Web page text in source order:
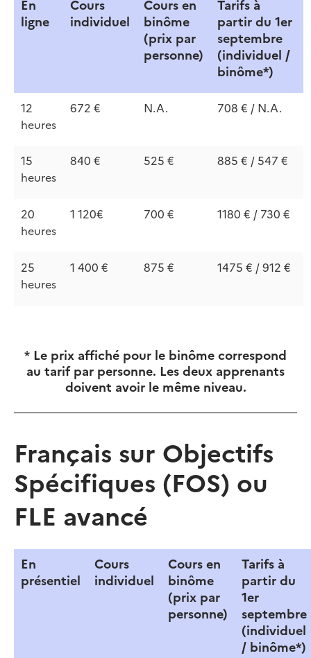
En
ligne
Cours
individuel
Cours en
binôme
(prix par
personne)
Tarifs à
partir du 1er
septembre
(individuel /
binôme*)
12
heures
672 € N.A. 708 € / N.A.
15
heures
840 € 525 € 885 € / 547 €
20
heures
1 120€ 700 € 1180 € / 730 €
25
heures
1 400 € 875 € 1475 € / 912 €
* Le prix affiché pour le binôme correspond
au tarif par personne. Les deux apprenants
doivent avoir le même niveau.
Français sur Objectifs
Spécifiques (FOS) ou
FLE avancé
En
présentiel
Cours
individuel
Cours en
binôme
(prix par
personne)
Tarifs à
partir du
1er
septembre
(individuel
/ binôme*)